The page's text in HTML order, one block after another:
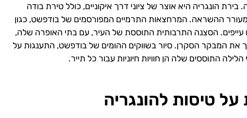
הונגריה היא אוצר של ציוני דרך איקוניים, כולל טירת בודה
ההשראה. המרחצאות התרמיים המפורסמים של בודפשט, כגון
עייפים. הסצנה התרבותית התוססת של העיר, עם בתי האופרה שלה,
את המבקר הסקרן. סיור בשווקים ההומים של בודפשט, התענגות על
התוססים שלה הן חוויות חיוניות עבור כל תייר.
טיסות להונגריה